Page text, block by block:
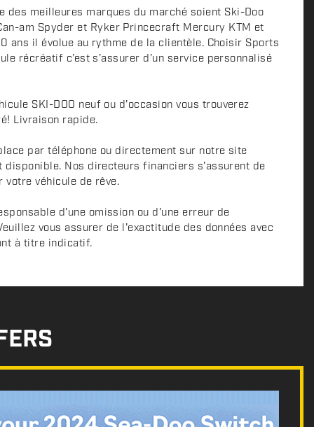
des meilleures marques du marché soient Ski-Doo
am Spyder et Ryker Princecraft Mercury KTM et
ans il évolue au rythme de la clientèle. Choisir Sports
récréatif c’est s’assurer d’un service personnalisé
SKI-DOO neuf ou d'occasion vous trouverez
Livraison rapide.
par téléphone ou directement sur notre site
disponible. Nos directeurs financiers s'assurent de
véhicule de rêve.
d'une omission ou d'une erreur de
vous assurer de l'exactitude des données avec
à titre indicatif.